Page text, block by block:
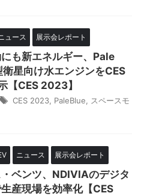
ュース 展示会レポート
も新エネルギー、Pale
星向け水エンジンをCES
【CES 2023】
CES 2023 PaleBlue
スペースモ
ニュース 展示会レポート
ベンツ、NDIVIAのデジタ
産現場を効率化【CES